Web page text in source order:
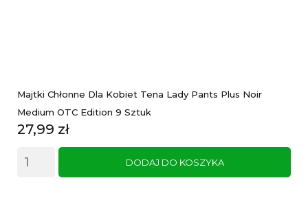
Majtki Chłonne Dla Kobiet Tena Lady Pants Plus Noir
Medium OTC Edition 9 Sztuk
Cena
27,99 zł
DODAJ DO KOSZYKA